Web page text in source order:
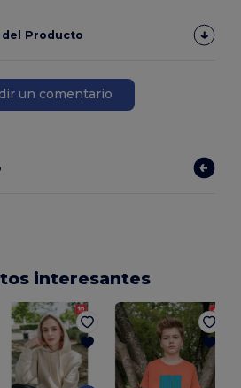
del Producto
un comentario
interesantes